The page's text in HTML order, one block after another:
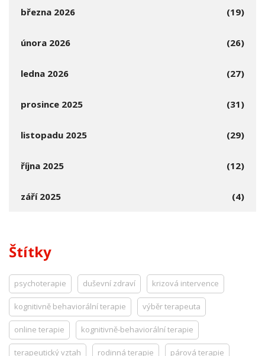
března 2026 (19)
února 2026 (26)
ledna 2026 (27)
prosince 2025 (31)
listopadu 2025 (29)
října 2025 (12)
září 2025 (4)
Štítky
psychoterapie duševní zdraví krizová intervence
kognitivně behaviorální terapie výběr terapeuta
online terapie kognitivně-behaviorální terapie
terapeutický vztah rodinná terapie párová terapie